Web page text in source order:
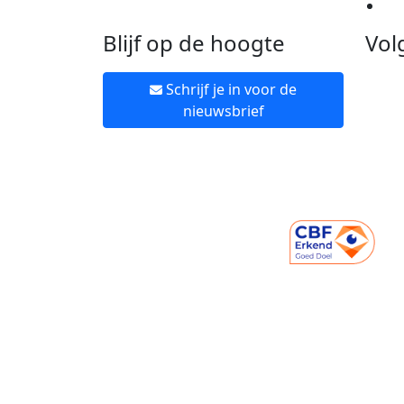
Blijf op de hoogte
Schrijf je in voor de
nieuwsbrief